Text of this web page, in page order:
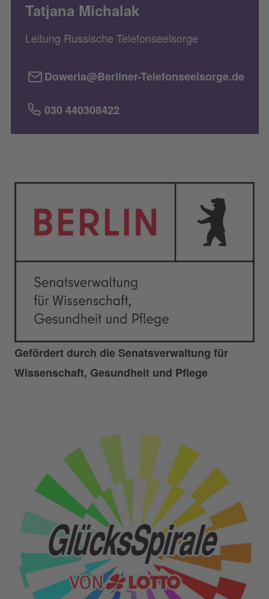
Tatjana Michalak
Leitung Russische Telefonseelsorge
Doweria@Berliner-Telefonseelsorge.de
030 440308422
Gefördert durch die Senatsverwaltung für
Wissenschaft, Gesundheit und Pflege